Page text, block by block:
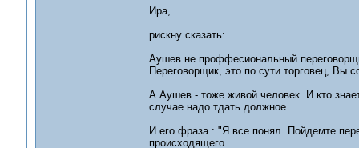
Ира,
рискну сказать:
Аушев не проффесиональный
Переговорщик, это по сути торговец, Вы
А Аушев - тоже живой человек. И кто
случае надо тдать должное .
И его фраза : "Я все понял. Пойдемте
происходящего .